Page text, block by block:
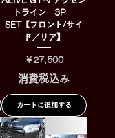
トライン 3P
SET【フロント/サイ
ド／リア】
価格
￥27,500
消費税込み
カートに追加する